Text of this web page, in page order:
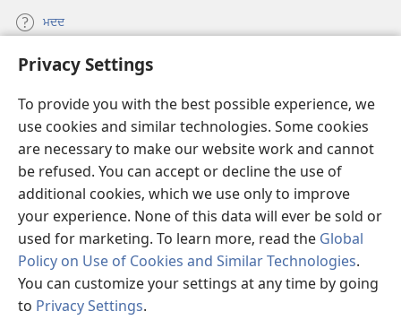
Privacy Settings
To provide you with the best possible experience, we
use cookies and similar technologies. Some cookies
are necessary to make our website work and cannot
be refused. You can accept or decline the use of
additional cookies, which we use only to improve
your experience. None of this data will ever be sold or
used for marketing. To learn more, read the Global
Policy on Use of Cookies and Similar Technologies.
You can customize your settings at any time by going
to Privacy Settings.
ਮਦਦ
ਦਾਨ
new
window)Watchtower ONLINE LIBRARY™
(opens
new
window)JW Hub
(opens
new
window)
®
Copyright© 2026 Watch Tower Bible and Tract Society of Pennsylvania.